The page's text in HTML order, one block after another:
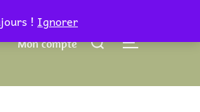
! Ignorer
Mon compte